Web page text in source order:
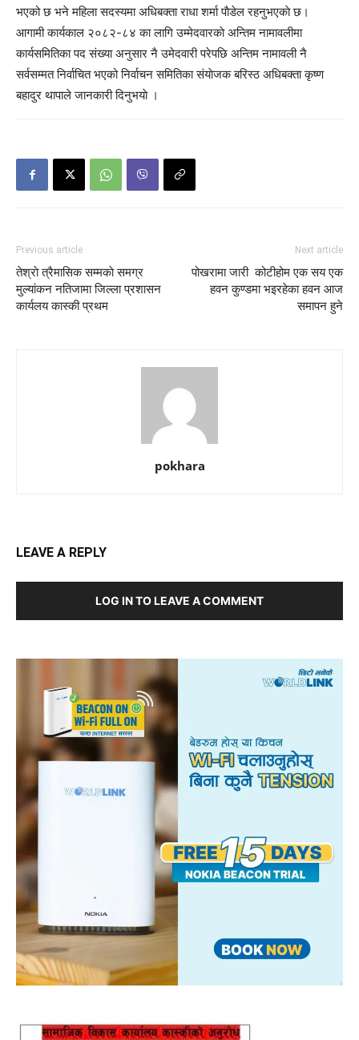
भएको छ भने महिला सदस्यमा अधिबक्ता राधा शर्मा पाैडेल रहनुभएकाे छ।
आगामी कार्यकाल २०८२-८४ का लागि उम्मेदवारकाे अन्तिम नामावलीमा
कार्यसमितिका पद संख्या अनुसार नै उमेदवारी परेपछि अन्तिम नामावली नै
सर्वसम्मत निर्वाचित भएको निर्वाचन समितिका संयाेजक बरिस्ठ अधिबक्ता कृष्ण
बहादुर थापाले जानकारी दिनुभयाे ।
Previous article
तेश्राे त्रैमासिक सम्मकाे समग्र
मुल्यांकन नतिजामा जिल्ला प्रशासन
कार्यलय कास्की प्रथम
Next article
पोखरामा जारी कोटीहोम एक सय एक
हवन कुण्डमा भइरहेका हवन आज
समापन हुने
pokhara
LEAVE A REPLY
LOG IN TO LEAVE A COMMENT